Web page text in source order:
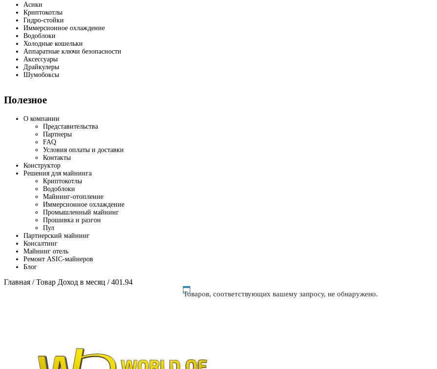
Асики
Криптокотлы
Гидро-стойки
Иммерсионное охлаждение
Водоблоки
Холодные кошельки
Аппаратные ключи безопасности
Аксессуары
Драйкулеры
Шумобоксы
Полезное
О компании
Представительства
Партнеры
FAQ
Условия оплаты и доставки
Контакты
Конструктор
Решения для майнинга
Криптокотлы
Водоблоки
Майнинг-отопление
Иммерсионное охлаждение
Промышленный майнинг
Прошивка и разгон
Пул
Партнерский майнинг
Консалтинг
Майнинг отель
Ремонт ASIC-майнеров
Блог
Главная / Товар Доход в месяц / 401.94
Товаров, соответствующих вашему запросу, не обнаружено.